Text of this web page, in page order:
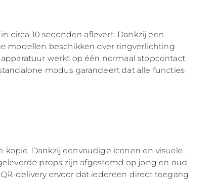
circa 10 seconden aflevert. Dankzij een
modellen beschikken over ringverlichting
werkt op één normaal stopcontact
modus garandeert dat alle functies
Dankzij eenvoudige iconen en visuele
props zijn afgestemd op jong en oud,
delivery ervoor dat iedereen direct toegang